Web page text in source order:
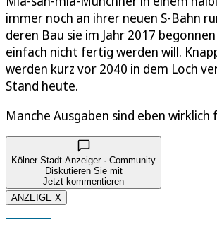
immer noch an ihrer neuen S-Bahn
deren Bau sie im Jahr 2017
einfach nicht fertig werden will.
werden kurz vor 2040 in dem Loch
Stand heute.
Manche Ausgaben sind eben wirklich
Kölner Stadt-Anzeiger · Community
Diskutieren Sie mit
Jetzt kommentieren
ANZEIGE X